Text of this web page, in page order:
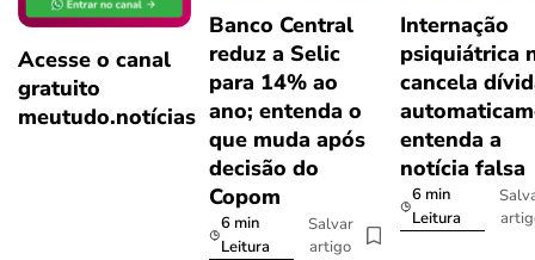
Acesse o canal
gratuito
meutudo.notícias
Banco Central
reduz a Selic
para 14% ao
ano; entenda o
que muda após
decisão do
Copom
6 min
Leitura
Salvar
artigo
Internação
psiquiátrica
cancela
entenda a
notícia falsa
6 min
Leitura